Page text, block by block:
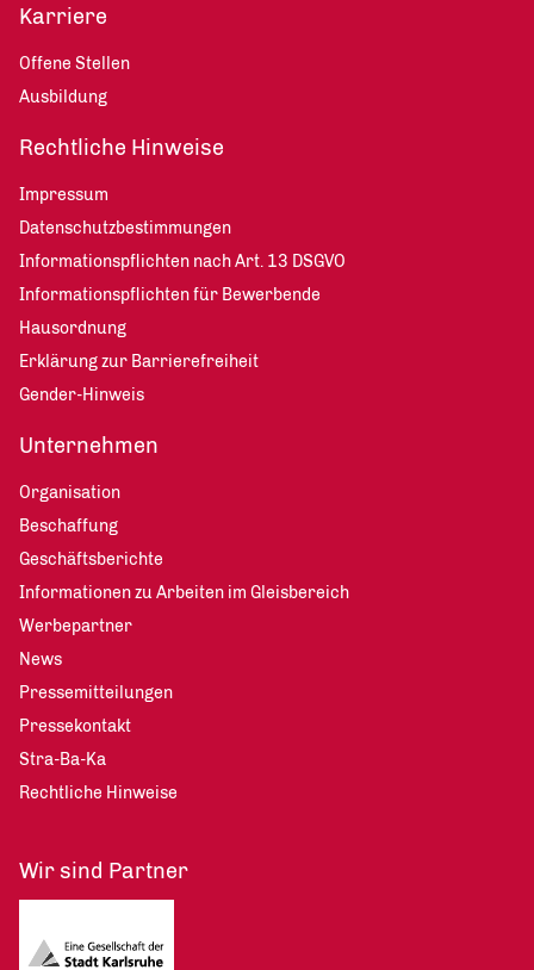
Karriere
Offene Stellen
Ausbildung
Rechtliche Hinweise
Impressum
Datenschutzbestimmungen
Informationspflichten nach Art. 13 DSGVO
Informationspflichten für Bewerbende
Hausordnung
Erklärung zur Barrierefreiheit
Gender-Hinweis
Unternehmen
Organisation
Beschaffung
Geschäftsberichte
Informationen zu Arbeiten im Gleisbereich
Werbepartner
News
Pressemitteilungen
Pressekontakt
Stra-Ba-Ka
Rechtliche Hinweise
Wir sind Partner